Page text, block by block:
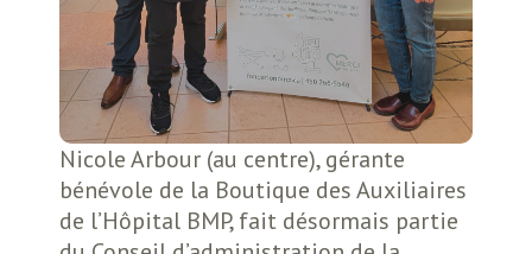
Nicole Arbour (au centre), gérante
bénévole de la Boutique des Auxiliaires
de l’Hôpital BMP, fait désormais partie